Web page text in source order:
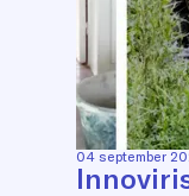
04 september